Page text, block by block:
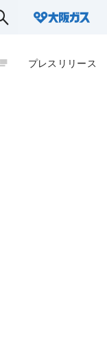
プレスリリース